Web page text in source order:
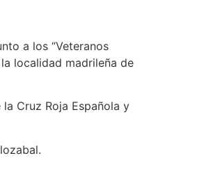
a los “Veteranos
localidad madrileña de
Cruz Roja Española y